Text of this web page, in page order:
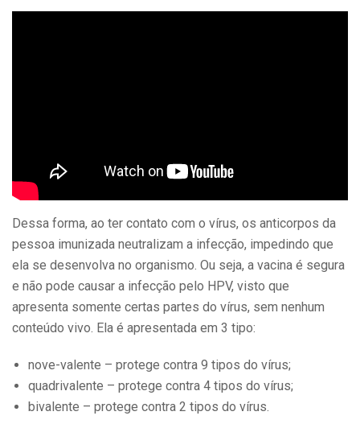
Dessa forma, ao ter contato com o vírus, os anticorpos da
pessoa imunizada neutralizam a infecção, impedindo que
ela se desenvolva no organismo. Ou seja, a vacina é segura
e não pode causar a infecção pelo HPV, visto que
apresenta somente certas partes do vírus, sem nenhum
conteúdo vivo. Ela é apresentada em 3 tipo:
nove-valente – protege contra 9 tipos do vírus;
quadrivalente – protege contra 4 tipos do vírus;
bivalente – protege contra 2 tipos do vírus.